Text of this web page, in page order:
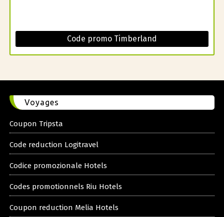
Code promo Timberland
Voyages
Coupon Tripsta
Code reduction Logitravel
Codice promozionale Hotels
Codes promotionnels Riu Hotels
Coupon reduction Melia Hotels